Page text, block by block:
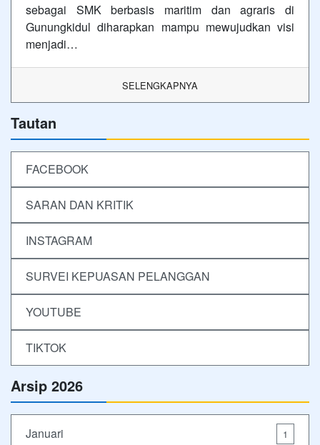
sebagai SMK berbasis maritim dan agraris di
Gunungkidul diharapkan mampu mewujudkan visi
menjadi…
SELENGKAPNYA
Tautan
FACEBOOK
SARAN DAN KRITIK
INSTAGRAM
SURVEI KEPUASAN PELANGGAN
YOUTUBE
TIKTOK
Arsip 2026
Januari 1